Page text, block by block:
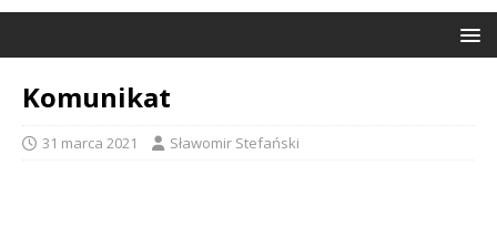
Komunikat
31 marca 2021 Sławomir Stefański